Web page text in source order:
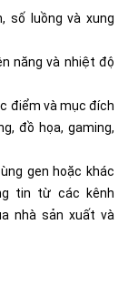
số luồng và xung
năng và nhiệt độ
điểm và mục đích
đồ họa, gaming,
gen hoặc khác
tin từ các kênh
nhà sản xuất và